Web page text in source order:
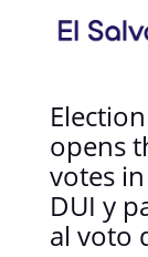
opens
votes
DUI y
al voto